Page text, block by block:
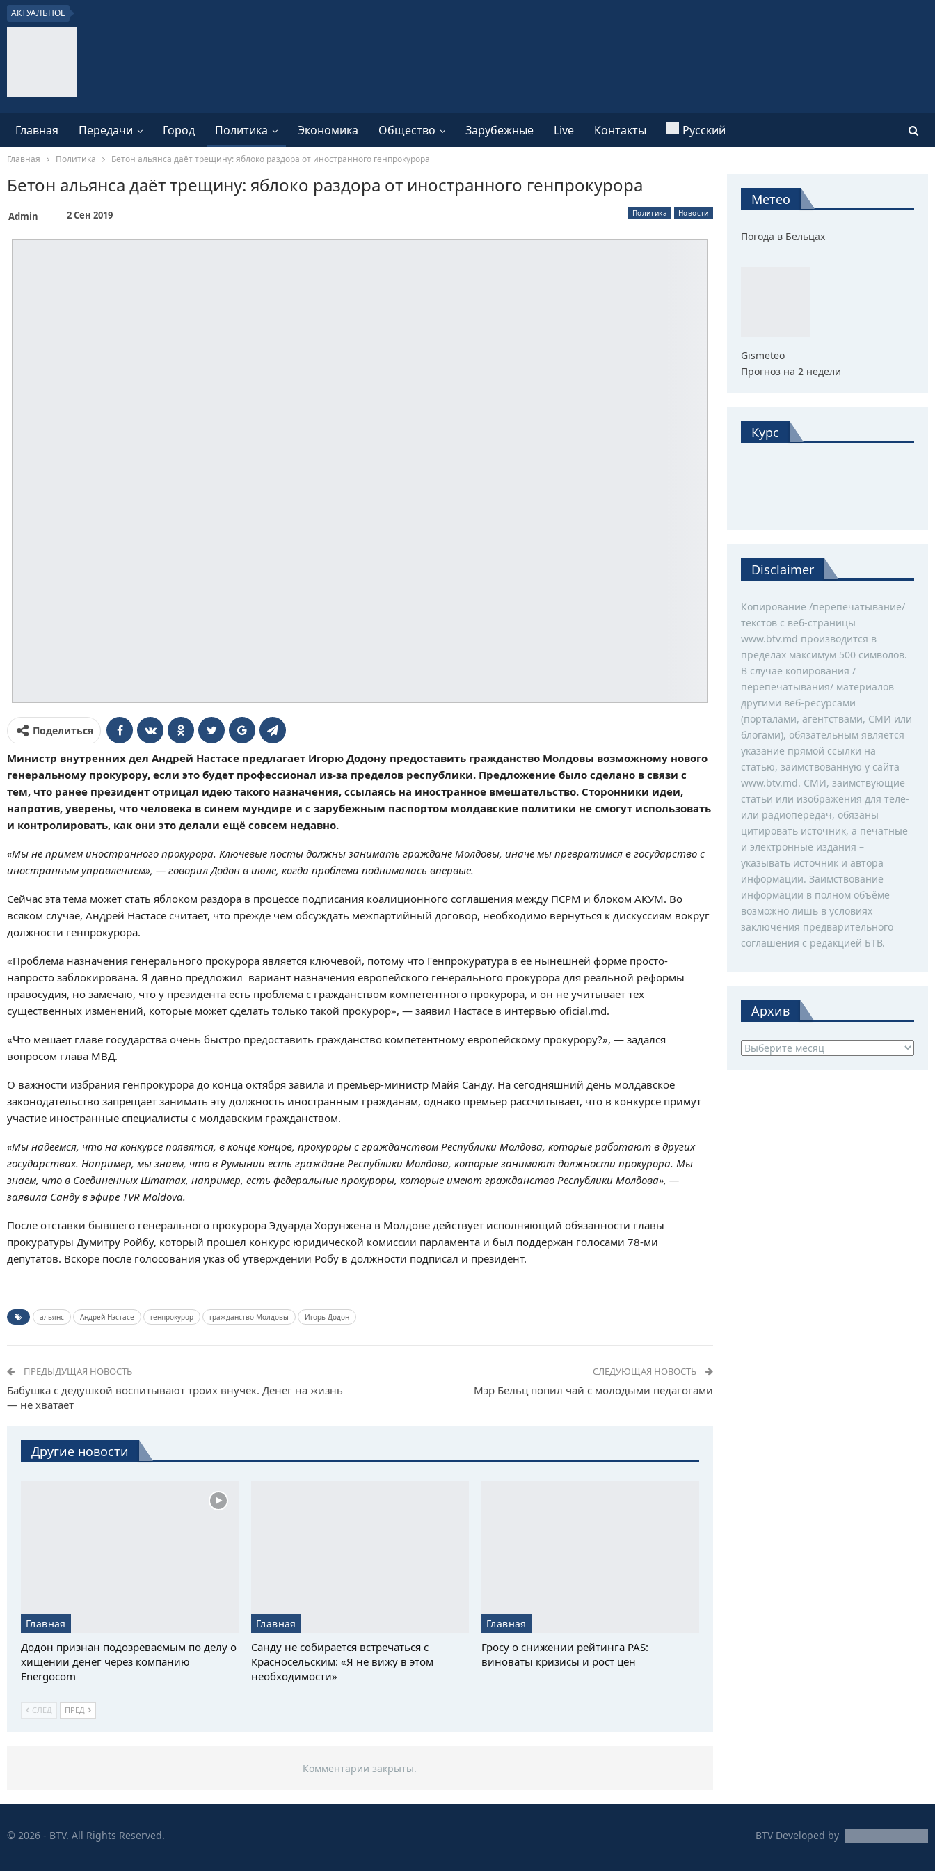
АКТУАЛЬНОЕ
Главная Передачи Город Политика Экономика Общество Зарубежные Live Контакты Русский
Главная Политика Бетон альянса даёт трещину: яблоко раздора от иностранного генпрокурора
Бетон альянса даёт трещину: яблоко раздора от иностранного генпрокурора
Политика Новости
Admin 2 Сен 2019
Поделиться
Министр внутренних дел Андрей Настасе предлагает Игорю Додону предоставить гражданство Молдовы возможному нового
генеральному прокурору, если это будет профессионал из-за пределов республики. Предложение было сделано в связи с
тем, что ранее президент отрицал идею такого назначения, ссылаясь на иностранное вмешательство. Сторонники идеи,
напротив, уверены, что человека в синем мундире и с зарубежным паспортом молдавские политики не смогут использовать
и контролировать, как они это делали ещё совсем недавно.
«Мы не примем иностранного прокурора. Ключевые посты должны занимать граждане Молдовы, иначе мы превратимся в государство с
иностранным управлением», — говорил Додон в июле, когда проблема поднималась впервые.
Сейчас эта тема может стать яблоком раздора в процессе подписания коалиционного соглашения между ПСРМ и блоком АКУМ. Во
всяком случае, Андрей Настасе считает, что прежде чем обсуждать межпартийный договор, необходимо вернуться к дискуссиям вокруг
должности генпрокурора.
«Проблема назначения генерального прокурора является ключевой, потому что Генпрокуратура в ее нынешней форме просто-
напросто заблокирована. Я давно предложил вариант назначения европейского генерального прокурора для реальной реформы
правосудия, но замечаю, что у президента есть проблема с гражданством компетентного прокурора, и он не учитывает тех
существенных изменений, которые может сделать только такой прокурор», — заявил Настасе в интервью oficial.md.
«Что мешает главе государства очень быстро предоставить гражданство компетентному европейскому прокурору?», — задался
вопросом глава МВД.
О важности избрания генпрокурора до конца октября завила и премьер-министр Майя Санду. На сегодняшний день молдавское
законодательство запрещает занимать эту должность иностранным гражданам, однако премьер рассчитывает, что в конкурсе примут
участие иностранные специалисты с молдавским гражданством.
«Мы надеемся, что на конкурсе появятся, в конце концов, прокуроры с гражданством Республики Молдова, которые работают в других
государствах. Например, мы знаем, что в Румынии есть граждане Республики Молдова, которые занимают должности прокурора. Мы
знаем, что в Соединенных Штатах, например, есть федеральные прокуроры, которые имеют гражданство Республики Молдова», —
заявила Санду в эфире TVR Moldova.
После отставки бывшего генерального прокурора Эдуарда Хорунжена в Молдове действует исполняющий обязанности главы
прокуратуры Думитру Ройбу, который прошел конкурс юридической комиссии парламента и был поддержан голосами 78-ми
депутатов. Вскоре после голосования указ об утверждении Робу в должности подписал и президент.
альянс Андрей Нэстасе генпрокурор гражданство Молдовы Игорь Додон
ПРЕДЫДУЩАЯ НОВОСТЬ
Бабушка с дедушкой воспитывают троих внучек. Денег на жизнь
— не хватает
СЛЕДУЮЩАЯ НОВОСТЬ
Мэр Бельц попил чай с молодыми педагогами
Другие новости
Главная
Додон признан подозреваемым по делу о
хищении денег через компанию
Energocom
Главная
Санду не собирается встречаться с
Красносельским: «Я не вижу в этом
необходимости»
Главная
Гросу о снижении рейтинга PAS:
виноваты кризисы и рост цен
СЛЕД ПРЕД
Комментарии закрыты.
Метео
Погода в Бельцах
Gismeteo
Прогноз на 2 недели
Курс
Disclaimer
Копирование /перепечатывание/
текстов с веб-страницы
www.btv.md производится в
пределах максимум 500 символов.
В случае копирования /
перепечатывания/ материалов
другими веб-ресурсами
(порталами, агентствами, СМИ или
блогами), обязательным является
указание прямой ссылки на
статью, заимствованную у сайта
www.btv.md. СМИ, заимствующие
статьи или изображения для теле-
или радиопередач, обязаны
цитировать источник, а печатные
и электронные издания –
указывать источник и автора
информации. Заимствование
информации в полном объёме
возможно лишь в условиях
заключения предварительного
соглашения с редакцией БТВ.
Архив
Архив
© 2026 - BTV. All Rights Reserved. BTVDeveloped by